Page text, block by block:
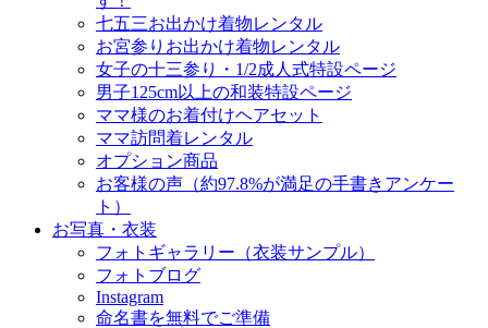
七五三お出かけ着物レンタル
お宮参りお出かけ着物レンタル
女子の十三参り・1/2成人式特設ページ
男子125cm以上の和装特設ページ
ママ様のお着付けヘアセット
ママ訪問着レンタル
オプション商品
お客様の声（約97.8%が満足の手書きアンケー
ト）
お写真・衣装
フォトギャラリー（衣装サンプル）
フォトブログ
Instagram
命名書を無料でご準備